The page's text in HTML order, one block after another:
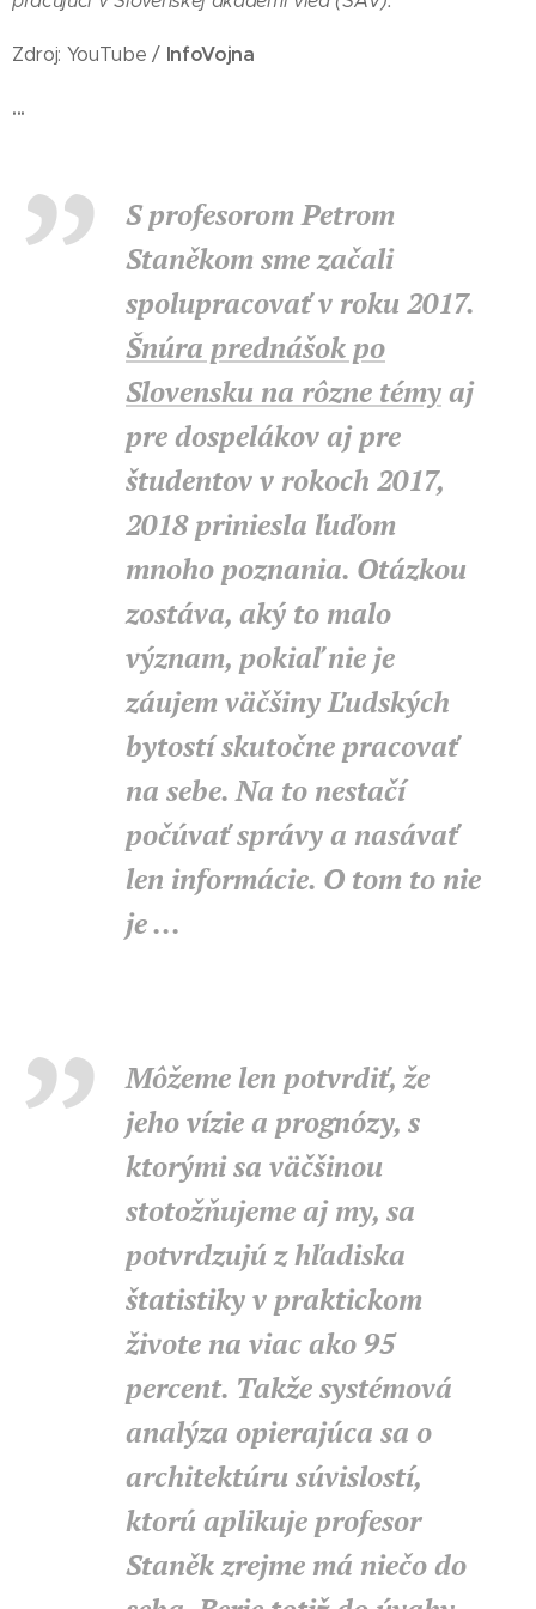
Zdroj: YouTube / InfoVojna
...
S profesorom Petrom
Staněkom sme začali
spolupracovať v roku 2017.
Šnúra prednášok po
Slovensku na rôzne témyaj
pre dospelákov aj pre
študentov v rokoch 2017,
2018 priniesla ľuďom
mnoho poznania. Otázkou
zostáva, aký to malo
význam, pokiaľ nie je
záujem väčšiny Ľudských
bytostí skutočne pracovať
na sebe. Na to nestačí
počúvať správy a nasávať
len informácie. O tom to nie
je ...
Môžeme len potvrdiť, že
jeho vízie a prognózy, s
ktorými sa väčšinou
stotožňujeme aj my, sa
potvrdzujú z hľadiska
štatistiky v praktickom
živote na viac ako 95
percent. Takže systémová
analýza opierajúca sa o
architektúru súvislostí,
ktorú aplikuje profesor
Staněk zrejme má niečo do